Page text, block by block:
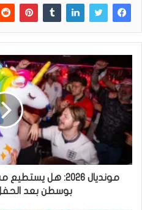
مونديال 2026: هل
بوسطن بعد